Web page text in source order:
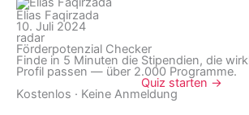
Elias Faqirzada
10. Juli 2024
radar
Förderpotenzial Checker
Finde in 5 Minuten die Stipendien, die
Profil passen — über 2.000 Programme.
Quiz starten →
Kostenlos · Keine Anmeldung